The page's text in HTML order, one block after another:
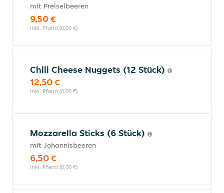
mit Preiselbeeren
9,50 €
inkl. Pfand (0,00 €)
Chili Cheese Nuggets (12 Stück)
12,50 €
inkl. Pfand (0,00 €)
Mozzarella Sticks (6 Stück)
mit Johannisbeeren
6,50 €
inkl. Pfand (0,00 €)